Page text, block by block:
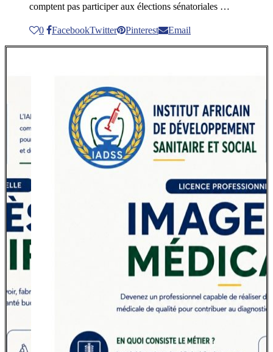
comptent pas participer aux élections sénatoriales …
0 FacebookTwitter Pinterest Email